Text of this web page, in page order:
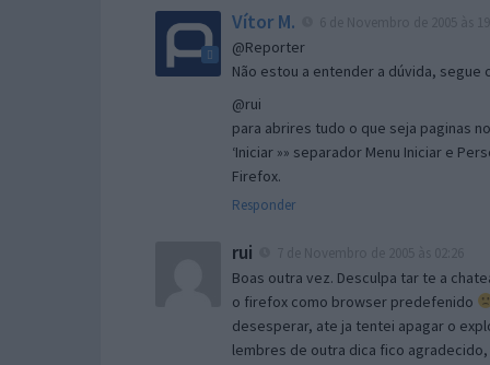
Vítor M.
@Reporter
Não estou a entender a dúvida,
@rui
para abrires tudo o que seja paginas
‘Iniciar »» separador Menu Iniciar e
Firefox.
Responder
rui
Boas outra vez. Desculpa tar te a
o firefox como browser predefenido
desesperar, ate ja tentei apagar o
lembres de outra dica fico